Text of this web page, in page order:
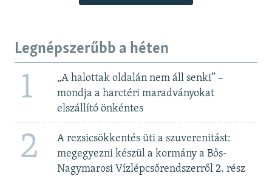
Legnépszerűbb a héten
1
„A halottak oldalán nem áll senki” –
mondja a harctéri maradványokat
elszállító önkéntes
2
A rezsicsökkentés üti a szuverenitást:
megegyezni készül a kormány a Bős-
Nagymarosi Vízlépcsőrendszerről 2. rész